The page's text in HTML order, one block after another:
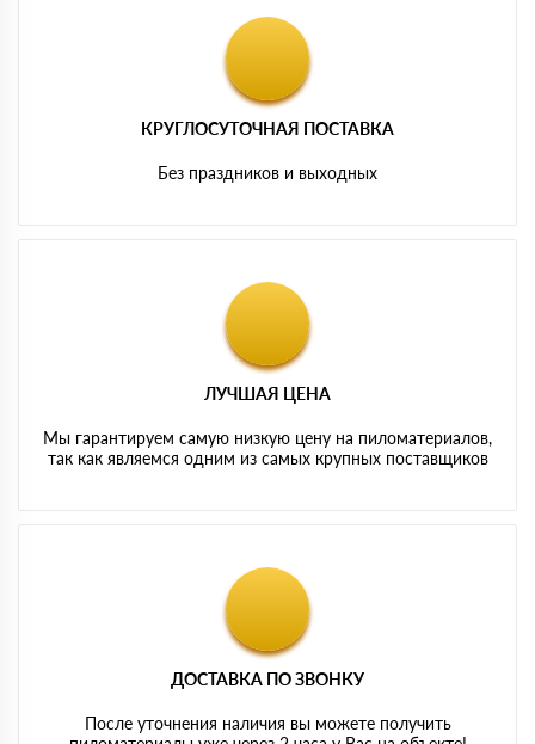
КРУГЛОСУТОЧНАЯ ПОСТАВКА
Без праздников и выходных
ЛУЧШАЯ ЦЕНА
Мы гарантируем самую низкую цену на пиломатериалов,
так как являемся одним из самых крупных поставщиков
ДОСТАВКА ПО ЗВОНКУ
После уточнения наличия вы можете получить